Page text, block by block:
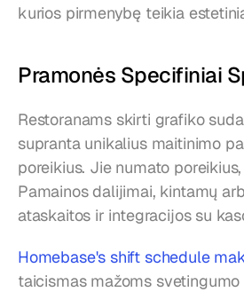
kurios pirmenybę teikia
Pramonės Specifiniai
Restoranams skirti grafiko
supranta unikalius maitinimo
poreikius. Jie numato
Pamainos dalijimai, kintamų
ataskaitos ir integracijos su
Homebase's shift schedule
taicismas mažoms